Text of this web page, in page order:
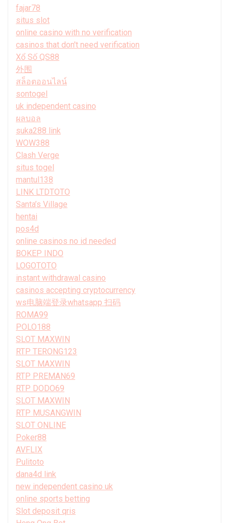
fajar78
situs slot
online casino with no verification
casinos that don't need verification
Xổ Số QS88
外围
สล็อตออนไลน์
sontogel
uk independent casino
ผลบอล
suka288 link
WOW388
Clash Verge
situs togel
mantul138
LINK LTDTOTO
Santa’s Village
hentai
pos4d
online casinos no id needed
BOKEP INDO
LOGOTOTO
instant withdrawal casino
casinos accepting cryptocurrency
ws电脑端登录whatsapp 扫码
ROMA99
POLO188
SLOT MAXWIN
RTP TERONG123
SLOT MAXWIN
RTP PREMAN69
RTP DODO69
SLOT MAXWIN
RTP MUSANGWIN
SLOT ONLINE
Poker88
AVFLIX
Pulitoto
dana4d link
new independent casino uk
online sports betting
Slot deposit qris